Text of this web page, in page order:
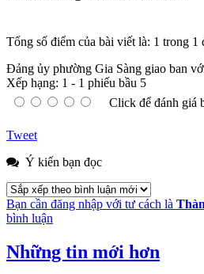
Tổng số điểm của bài viết là: 1 trong 1
Đảng ủy phường Gia Sàng giao ban
Xếp hạng: 1 - 1 phiếu bầu 5
Click để đánh giá
Tweet
Ý kiến bạn đọc
Bạn cần đăng nhập với tư cách là
bình luận
Những tin mới hơn